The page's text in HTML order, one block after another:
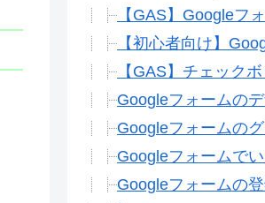
【GAS】Googleフ
【初心者向け】
【GAS】チェック
Googleフォームの
Googleフォームの
Googleフォームで
Googleフォームの